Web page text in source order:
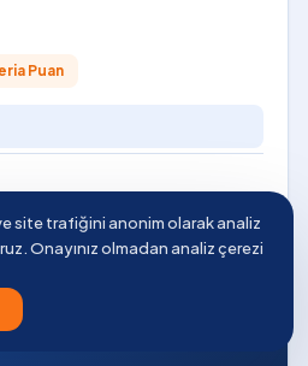
Puan
İncele →
site trafiğini anonim olarak analiz
Onayınız olmadan analiz çerezi